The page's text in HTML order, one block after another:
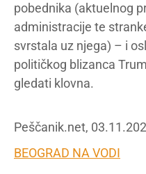
pobednika (aktuelnog
administracije te
svrstala uz njega) – i
političkog blizanca
gledati klovna.
Peščanik.net,
BEOGRAD NA VODI